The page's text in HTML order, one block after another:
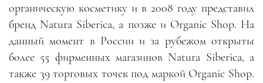
органическую косметику и в 2008 году представил
бренд Natura Siberica, а позже и Organic Shop. На
данный момент в России и за рубежом открыты
более 55 фирменных магазинов Natura Siberica, а
также 39 торговых точек под маркой Organic Shop.